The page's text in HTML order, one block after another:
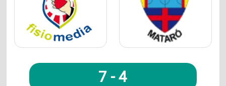
7 -4